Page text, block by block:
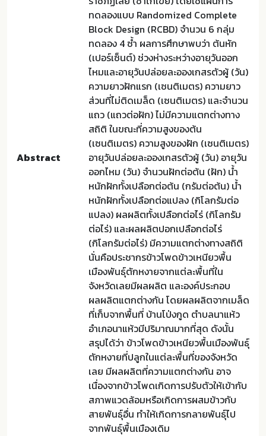
Abstract
ทดลองแบบ Randomized Complete
Block Design (RCBD) จำนวน 6 กลุ่ม
ทดลอง 4 ซ้ำ ผลการศึกษาพบว่า ต้นหัก
(เปอร์เซ็นต์) ช่วงห่างระหว่างอายุวันออก
ไหมและอายุวันปล่อยละอองเกสรตัวผู้ (วัน)
ความยาวฝักแรก (เซนติเมตร) ความยาว
ส่วนที่ไม่ติดเมล็ด (เซนติเมตร) และจำนวน
แถว (แถวต่อฝัก) ไม่มีความแตกต่างทาง
สถิติ ในขณะที่ความสูงของต้น
(เซนติเมตร) ความสูงของฝัก (เซนติเมตร)
อายุวันปล่อยละอองเกสรตัวผู้ (วัน) อายุวัน
ออกไหม (วัน) จำนวนฝักต่อต้น (ฝัก) น้ำ
หนักฝักทั้งเปลือกต่อต้น (กรัมต่อต้น) น้ำ
หนักฝักทั้งเปลือกต่อแปลง (กิโลกรัมต่อ
แปลง) ผลผลิตทั้งเปลือกต่อไร่ (กิโลกรัม
ต่อไร่) และผลผลิตปอกเปลือกต่อไร่
(กิโลกรัมต่อไร่) มีความแตกต่างทางสถิติ
นั่นคือประชากรข้าวโพดข้าวเหนียวพื้น
เมืองพันธุ์ตักหงายจากแต่ละพื้นที่ใน
จังหวัดเลยมีผลผลิต และองค์ประกอบ
ผลผลิตแตกต่างกัน โดยผลผลิตจากเมล็ด
ที่เก็บจากพื้นที่ บ้านโป่งกูด ตำบลนาแห้ว
อำเภอนาแห้วมีปริมาณมากที่สุด ดังนั้น
สรุปได้ว่า ข้าวโพดข้าวเหนียวพื้นเมืองพันธุ์
ตักหงายที่ปลูกในแต่ละพื้นที่ของจังหวัด
เลย มีผลผลิตที่ความแตกต่างกัน อาจ
เนื่องจากข้าวโพดเกิดการปรับตัวให้เข้ากับ
สภาพแวดล้อมหรือเกิดการผสมข้าวกับ
สายพันธุ์อื่น ทำให้เกิดการกลายพันธุ์ไป
จากพันธุ์พื้นเมืองเดิม